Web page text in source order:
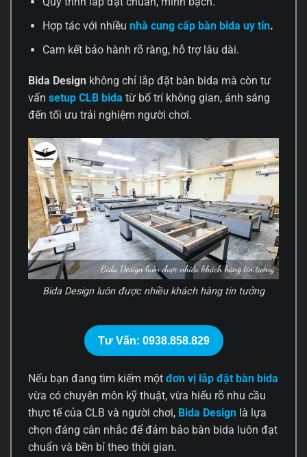
Hợp tác với nhiều nhà cung cấp bàn bida uy tín.
Cam kết bảo hành rõ ràng, hỗ trợ lâu dài.
Bida Design không chỉ lắp đặt bàn bida mà còn tư
vấn setup CLB bida từ bố trí không gian, ánh sáng
đến tối ưu trải nghiệm người chơi.
Bida Design luôn được nhiều khách hàng tin tưởng
Tư Vấn: 0938.858.829
Nếu bạn đang tìm kiếm một đơn vị lắp đặt bàn bida
vừa có chuyên môn kỹ thuật, vừa hiểu rõ nhu cầu
thực tế của CLB và người chơi, Bida Design là lựa
chọn đáng cân nhắc để đảm bảo bàn bida luôn đạt
chuẩn và bền bỉ theo thời gian.